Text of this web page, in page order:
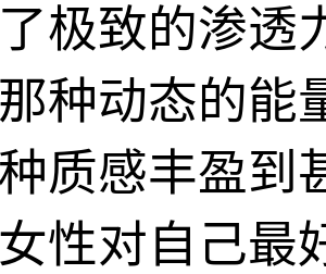
极致的渗透
种动态的能
质感丰盈到
性对自己最